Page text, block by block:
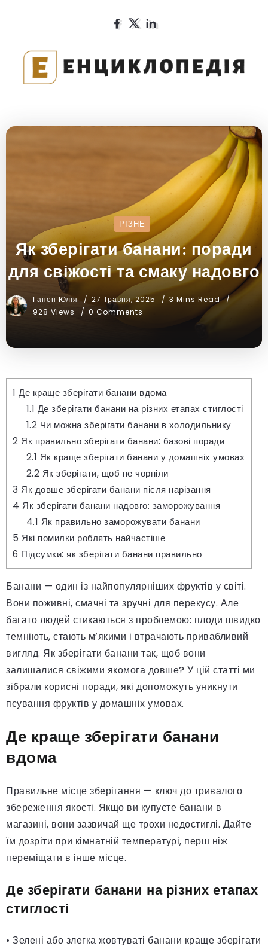
РІЗНЕ
Як зберігати банани: поради
для свіжості та смаку надовго
Гапон Юлія 27 Травня, 2025
3 Mins Read
928 Views
0 Comments
1 Де краще зберігати банани вдома
1.1 Де зберігати банани на різних етапах стиглості
1.2 Чи можна зберігати банани в холодильнику
2 Як правильно зберігати банани: базові поради
2.1 Як краще зберігати банани у домашніх умовах
2.2 Як зберігати, щоб не чорніли
3 Як довше зберігати банани після нарізання
4 Як зберігати банани надовго: заморожування
4.1 Як правильно заморожувати банани
5 Які помилки роблять найчастіше
6 Підсумки: як зберігати банани правильно
Банани — один із найпопулярніших фруктів у світі.
Вони поживні, смачні та зручні для перекусу. Але
багато людей стикаються з проблемою: плоди швидко
темніють, стають м’якими і втрачають привабливий
вигляд. Як зберігати банани так, щоб вони
залишалися свіжими якомога довше? У цій статті ми
зібрали корисні поради, які допоможуть уникнути
псування фруктів у домашніх умовах.
Де краще зберігати банани
вдома
Правильне місце зберігання — ключ до тривалого
збереження якості. Якщо ви купуєте банани в
магазині, вони зазвичай ще трохи недостиглі. Дайте
їм дозріти при кімнатній температурі, перш ніж
переміщати в інше місце.
Де зберігати банани на різних етапах
стиглості
• Зелені або злегка жовтуваті банани краще зберігати